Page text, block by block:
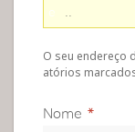
e
..
O seu endereço
atórios
Nome *